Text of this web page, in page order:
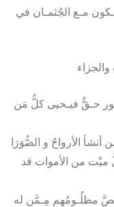
مـع الجُثمـان في
حـقٌّ فيـحيى كلُّ مَن
الأرواحُ و الصُّوَرَا
ميْت من الأموات قد
مظلُـومُهم مِـمَّن له